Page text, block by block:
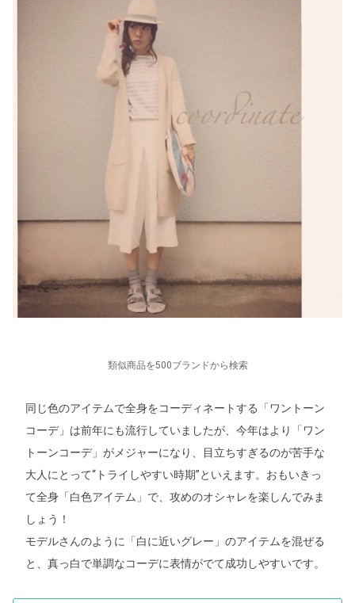
類似商品を500ブランドから検索
同じ色のアイテムで全身をコーディネートする「ワントーン
コーデ」は前年にも流行していましたが、今年はより「ワン
トーンコーデ」がメジャーになり、目立ちすぎるのが苦手な
大人にとって“トライしやすい時期”といえます。おもいきっ
て全身「白色アイテム」で、攻めのオシャレを楽しんでみま
しょう！
モデルさんのように「白に近いグレー」のアイテムを混ぜる
と、真っ白で単調なコーデに表情がでて成功しやすいです。